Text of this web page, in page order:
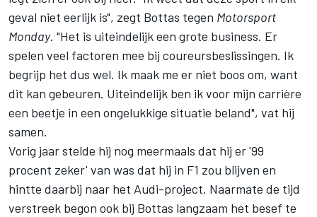
geval niet eerlijk is", zegt Bottas tegen Motorsport
Monday. "Het is uiteindelijk een grote business. Er
spelen veel factoren mee bij coureursbeslissingen. Ik
begrijp het dus wel. Ik maak me er niet boos om, want
dit kan gebeuren. Uiteindelijk ben ik voor mijn carrière
een beetje in een ongelukkige situatie beland", vat hij
samen.
Vorig jaar stelde hij nog meermaals dat hij er '99
procent zeker' van was dat hij in F1 zou blijven en
hintte daarbij naar het Audi-project. Naarmate de tijd
verstreek begon ook bij Bottas langzaam het besef te